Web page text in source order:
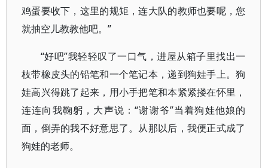
鸡蛋要收下，这里的规矩，连大队的教师也要呢，您
就抽空儿教教他吧。”
“好吧”我轻轻叹了一口气，进屋从箱子里找出一
枝带橡皮头的铅笔和一个笔记本，递到狗娃手上。狗
娃高兴得跳了起来，用小手把笔和本紧紧搂在怀里，
连连向我鞠躬，大声说：“谢谢爷”当着狗娃他娘的
面，倒弄的我不好意思了。从那以后，我便正式成了
狗娃的老师。